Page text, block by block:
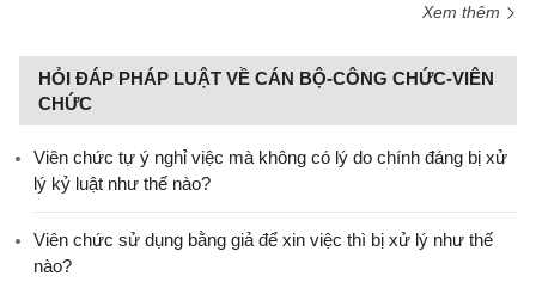
Xem thêm
HỎI ĐÁP PHÁP LUẬT VỀ CÁN BỘ-CÔNG CHỨC-VIÊN
CHỨC
Viên chức tự ý nghỉ việc mà không có lý do chính đáng bị xử
lý kỷ luật như thế nào?
Viên chức sử dụng bằng giả để xin việc thì bị xử lý như thế
nào?